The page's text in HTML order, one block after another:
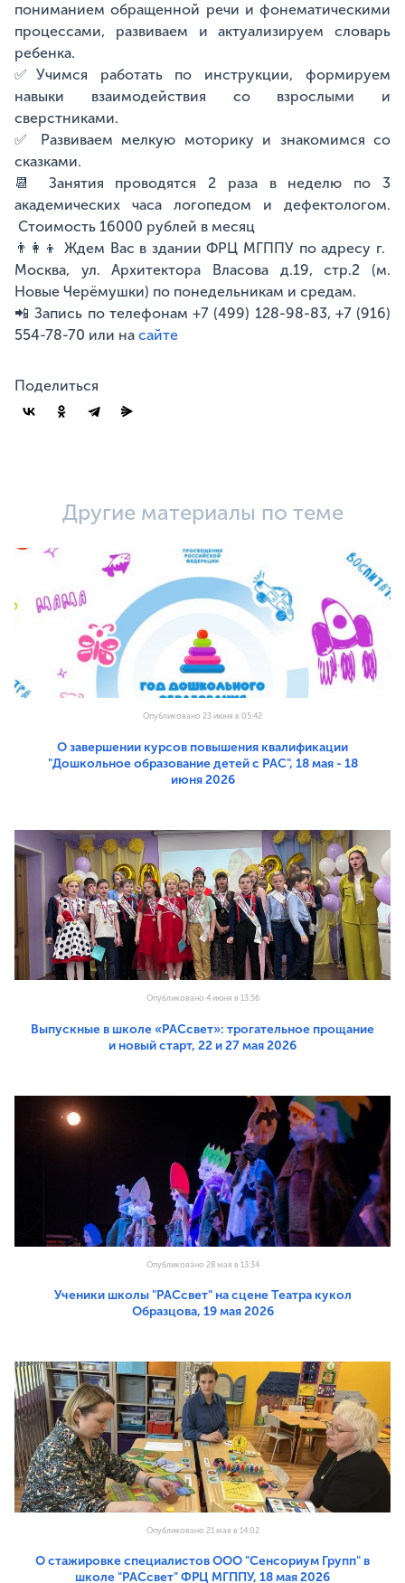
пониманием обращенной речи и фонематическими
процессами, развиваем и актуализируем словарь
ребенка.
✅Учимся работать по инструкции, формируем
навыки взаимодействия со взрослыми и
сверстниками.
✅ Развиваем мелкую моторику и знакомимся со
сказками.
📆 Занятия проводятся 2 раза в неделю по 3
академических часа логопедом и дефектологом.
Стоимость 16000 рублей в месяц
👨‍👩‍👦 Ждем Вас в здании ФРЦ МГППУ по адресу г.
Москва, ул. Архитектора Власова д.19, стр.2 (м.
Новые Черёмушки) по понедельникам и средам.
📲 Запись по телефонам +7 (499) 128-98-83, +7 (916)
554-78-70 или на сайте
Поделиться
Другие материалы по теме
Опубликовано 23 июня в 05:42
О завершении курсов повышения квалификации
"Дошкольное образование детей с РАС", 18 мая - 18
июня 2026
Опубликовано 4 июня в 13:56
Выпускные в школе «РАСсвет»: трогательное прощание
и новый старт, 22 и 27 мая 2026
Опубликовано 28 мая в 13:34
Ученики школы "РАСсвет" на сцене Театра кукол
Образцова, 19 мая 2026
Опубликовано 21 мая в 14:02
О стажировке специалистов ООО "Сенсориум Групп" в
школе "РАСсвет" ФРЦ МГППУ, 18 мая 2026